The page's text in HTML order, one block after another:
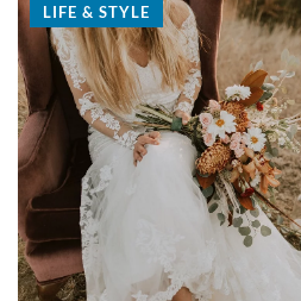
LIFE & STYLE